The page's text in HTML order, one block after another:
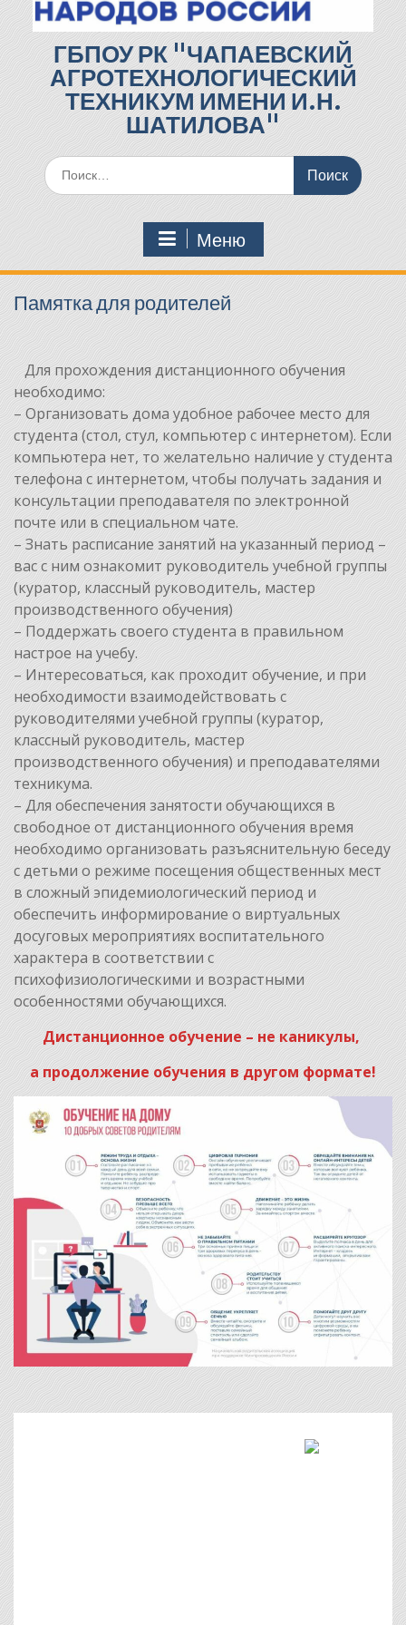
ГБПОУ РК "ЧАПАЕВСКИЙ
АГРОТЕХНОЛОГИЧЕСКИЙ
ТЕХНИКУМ ИМЕНИ И.Н.
ШАТИЛОВА"
Поиск
по:
Меню
Памятка для родителей
Для прохождения дистанционного обучения
необходимо:
– Организовать дома удобное рабочее место для
студента (стол, стул, компьютер с интернетом). Если
компьютера нет, то желательно наличие у студента
телефона с интернетом, чтобы получать задания и
консультации преподавателя по электронной
почте или в специальном чате.
– Знать расписание занятий на указанный период –
вас с ним ознакомит руководитель учебной группы
(куратор, классный руководитель, мастер
производственного обучения)
– Поддержать своего студента в правильном
настрое на учебу.
– Интересоваться, как проходит обучение, и при
необходимости взаимодействовать с
руководителями учебной группы (куратор,
классный руководитель, мастер
производственного обучения) и преподавателями
техникума.
– Для обеспечения занятости обучающихся в
свободное от дистанционного обучения время
необходимо организовать разъяснительную беседу
с детьми о режиме посещения общественных мест
в сложный эпидемиологический период и
обеспечить информирование о виртуальных
досуговых мероприятиях воспитательного
характера в соответствии с
психофизиологическими и возрастными
особенностями обучающихся.
Дистанционное обучение – не каникулы,
а продолжение обучения в другом формате!